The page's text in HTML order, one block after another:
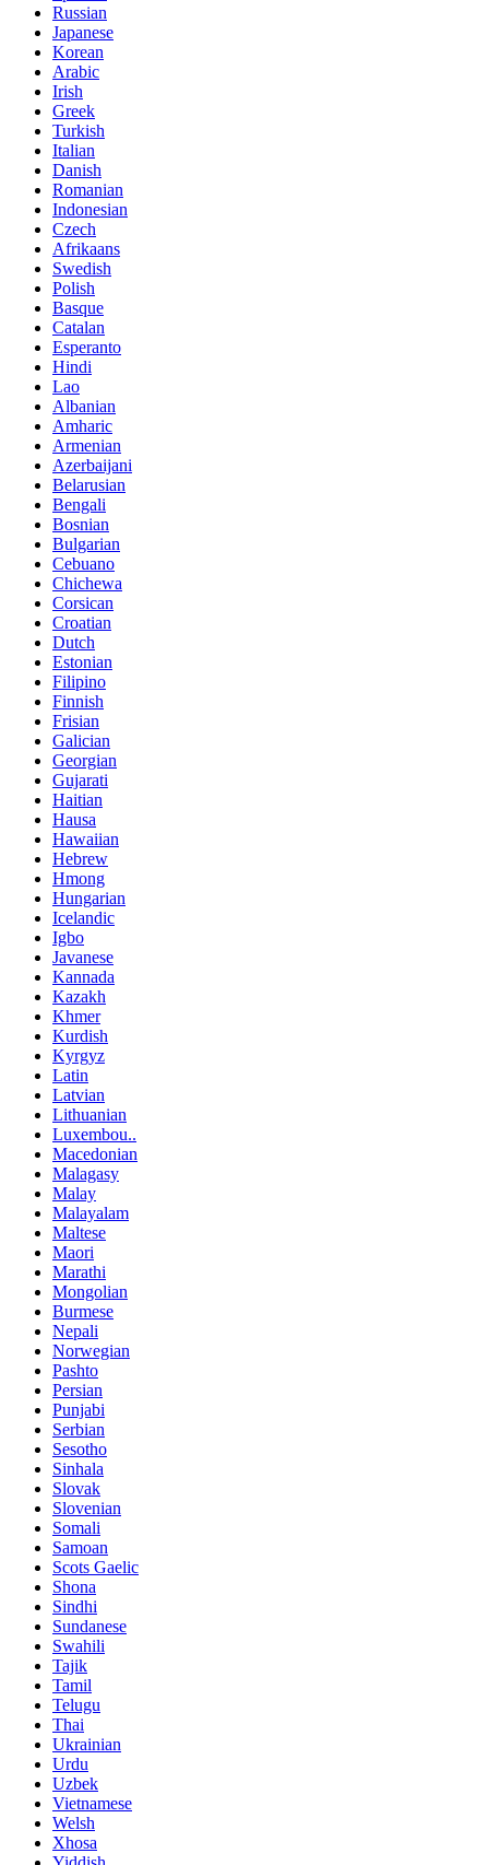
Russian
Japanese
Korean
Arabic
Irish
Greek
Turkish
Italian
Danish
Romanian
Indonesian
Czech
Afrikaans
Swedish
Polish
Basque
Catalan
Esperanto
Hindi
Lao
Albanian
Amharic
Armenian
Azerbaijani
Belarusian
Bengali
Bosnian
Bulgarian
Cebuano
Chichewa
Corsican
Croatian
Dutch
Estonian
Filipino
Finnish
Frisian
Galician
Georgian
Gujarati
Haitian
Hausa
Hawaiian
Hebrew
Hmong
Hungarian
Icelandic
Igbo
Javanese
Kannada
Kazakh
Khmer
Kurdish
Kyrgyz
Latin
Latvian
Lithuanian
Luxembou..
Macedonian
Malagasy
Malay
Malayalam
Maltese
Maori
Marathi
Mongolian
Burmese
Nepali
Norwegian
Pashto
Persian
Punjabi
Serbian
Sesotho
Sinhala
Slovak
Slovenian
Somali
Samoan
Scots Gaelic
Shona
Sindhi
Sundanese
Swahili
Tajik
Tamil
Telugu
Thai
Ukrainian
Urdu
Uzbek
Vietnamese
Welsh
Xhosa